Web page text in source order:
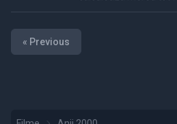
Toti colegii sai se
« Previous